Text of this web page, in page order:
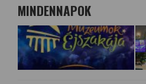
MINDENNAPOK